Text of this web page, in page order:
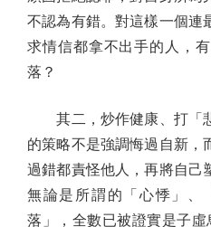
不認為有錯。對這樣一個連
求情信都拿不出手的人，
落？
其二，炒作健康、打「
的策略不是強調悔過自新，
過錯都責怪他人，再將自己
無論是所謂的「心悸」、
落」，全數已被證實是子